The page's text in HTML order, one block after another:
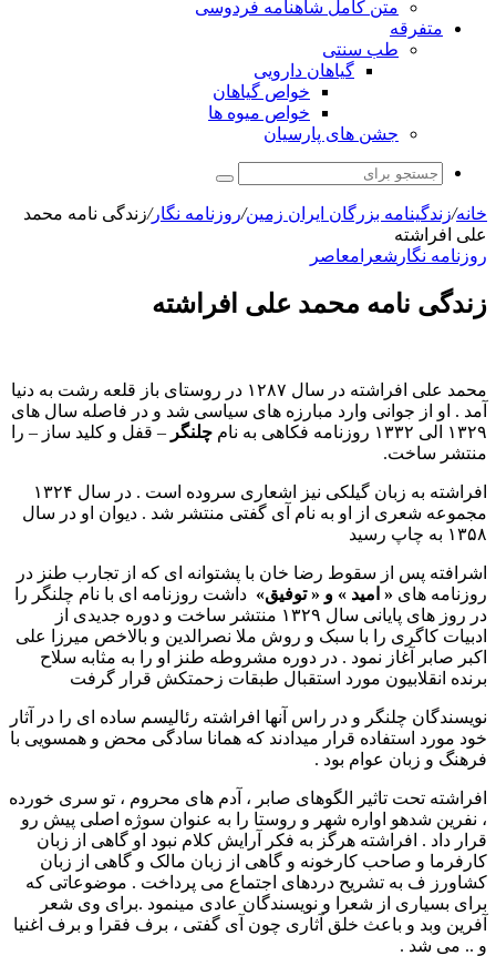
متن کامل شاهنامه فردوسی
متفرقه
طب سنتی
گیاهان دارویی
خواص گیاهان
خواص میوه ها
جشن های پارسیان
جستجو
برای
خانه/زندگینامه بزرگان ایران زمین/روزنامه نگار/زندگی نامه محمد
علی افراشته
روزنامه نگار شعرا معاصر
زندگی نامه محمد علی افراشته
محمد علی افراشته در سال ۱۲۸۷ در روستای باز قلعه رشت به دنیا
آمد . او از جوانی وارد مبارزه های سیاسی شد و در فاصله سال های
۱۳۲۹ الی ۱۳۳۲ روزنامه فکاهی به نام
چلنگر – قفل و کلید ساز – را
منتشر ساخت.
افراشته به زبان گیلکی نیز اشعاری سروده است . در سال ۱۳۲۴
مجموعه شعری از او به نام آی گفتی منتشر شد . دیوان او در سال
۱۳۵۸ به چاپ رسید
اشرافته پس از سقوط رضا خان با پشتوانه ای که از تجارب طنز در
روزنامه های « امید » و « توفیق» داشت روزنامه ای با نام چلنگر را
در روز های پایانی سال ۱۳۲۹ منتشر ساخت و دوره جدیدی از
ادبیات کاگری را با سبک و روش ملا نصرالدین و بالاخص میرزا علی
اکبر صابر آغاز نمود . در دوره مشروطه طنز او را به مثابه سلاح
برنده انقلابیون مورد استقبال طبقات زحمتکش قرار گرفت
نویسندگان چلنگر و در راس آنها افراشته رئالیسم ساده ای را در آثار
خود مورد استفاده قرار میدادند که همانا سادگی محض و همسویی با
فرهنگ و زبان عوام بود .
افراشته تحت تاثیر الگوهای صابر ، آدم های محروم ، تو سری خورده
، نفرین شدهو اواره شهر و روستا را به عنوان سوژه اصلی پیش رو
قرار داد . افراشته هرگز به فکر آرایش کلام نبود او گاهی از زبان
کارفرما و صاحب کارخونه و گاهی از زبان مالک و گاهی از زبان
کشاورز ف به تشریح دردهای اجتماع می پرداخت . موضوعاتی که
برای بسیاری از شعرا و نویسندگان عادی مینمود .برای وی شعر
آفرین وبد و باعث خلق آثاری چون آی گفتی ، برف فقرا و برف اغنیا
و .. می شد .